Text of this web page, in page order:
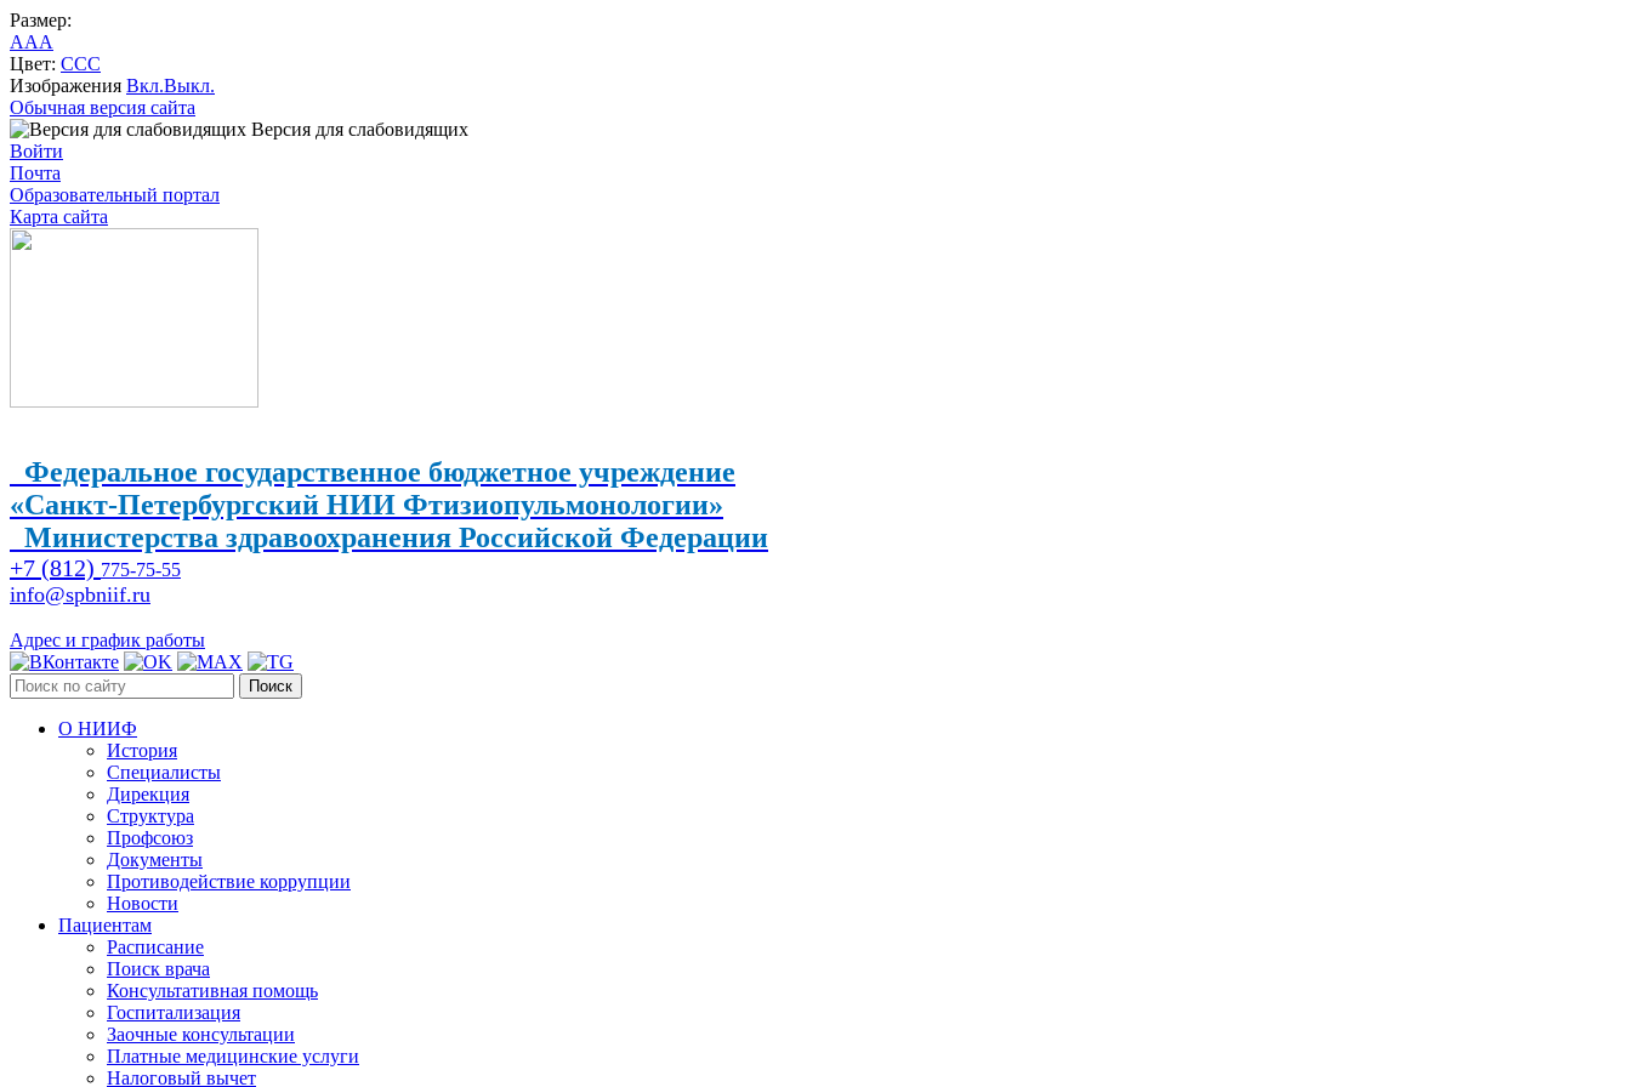
Размер:
AAA
Цвет: CCC
Изображения Вкл.Выкл.
Обычная версия сайта
Версия для слабовидящих
Войти
Почта
Образовательный портал
Карта сайта
Федеральное государственное бюджетное учреждение
«Санкт-Петербургский НИИ Фтизиопульмонологии»
Министерства здравоохранения Российской Федерации
+7 (812) 775-75-55
info@spbniif.ru
Адрес и график работы
Поиск
О НИИФ
История
Специалисты
Дирекция
Структура
Профсоюз
Документы
Противодействие коррупции
Новости
Пациентам
Расписание
Поиск врача
Консультативная помощь
Госпитализация
Заочные консультации
Платные медицинские услуги
Налоговый вычет